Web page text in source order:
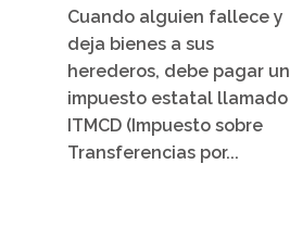
Cuando alguien fallece y
deja bienes a sus
herederos, debe pagar un
impuesto estatal llamado
ITMCD (Impuesto sobre
Transferencias por...